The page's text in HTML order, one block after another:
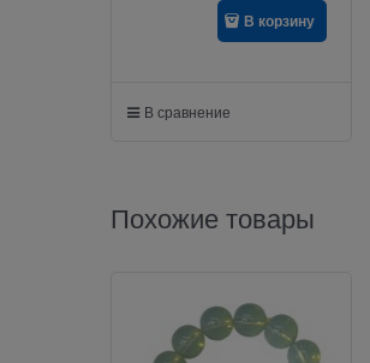
В корзину
В сравнение
Похожие товары